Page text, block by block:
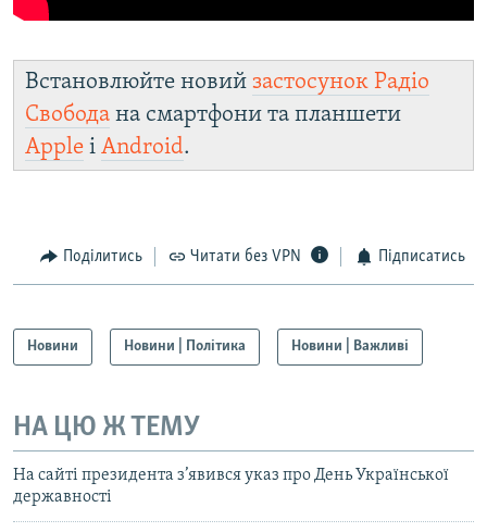
Встановлюйте новий застосунок Радіо
Свобода на смартфони та планшети
Apple і Android.
Поділитись Читати без VPN Підписатись
Новини Новини | Політика Новини | Важливі
НА ЦЮ Ж ТЕМУ
На сайті президента з’явився указ про День Української
державності